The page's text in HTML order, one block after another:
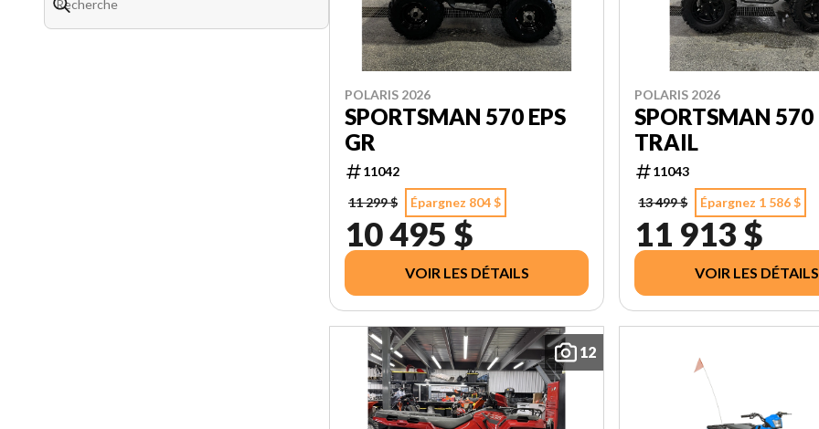
POLARIS 2026
SPORTSMAN 570 EPS
GR
11042
11 299 $
Épargnez 804 $
10 495 $
VOIR LES DÉTAILS
POLARIS 2026
SPORTSMAN 570
TRAIL
11043
13 499 $
Épargnez 1 586 $
11 913 $
VOIR LES DÉTAILS
12